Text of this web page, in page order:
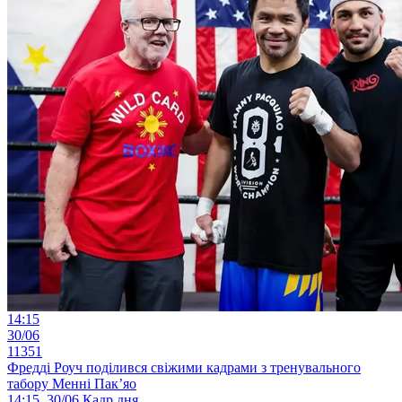
14:15
30/06
11351
Фредді Роуч поділився свіжими кадрами з тренувального
табору Менні Пак’яо